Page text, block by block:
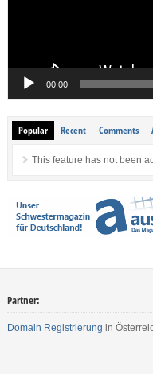
00:00
Popular Recent Comments
This feature has not been
Partner:
Domain Registrierung in